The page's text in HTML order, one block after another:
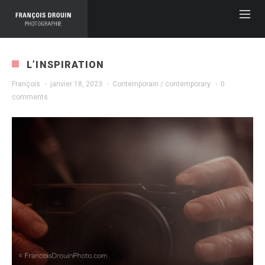
L’INSPIRATION
François · janvier 18, 2023 · Contemporain / contemporary · 0
comments